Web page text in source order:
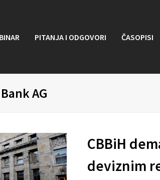
PITANJA I ODGOVORI ČASOPISI
AG
CBBiH
deviznim